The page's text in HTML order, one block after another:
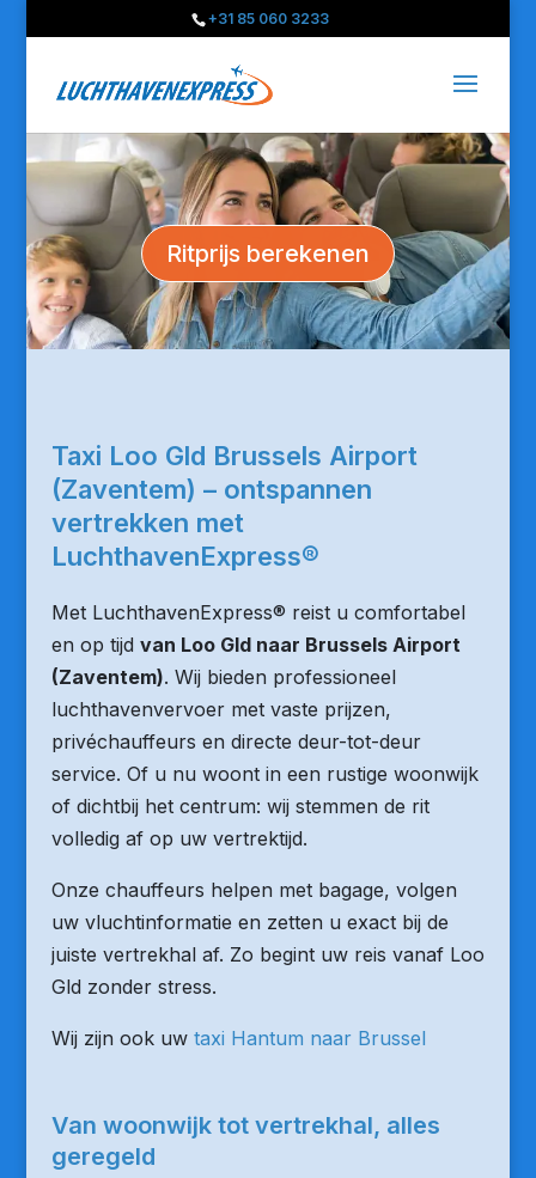
+31 85 060 3233
Ritprijs berekenen
Taxi Loo Gld Brussels Airport
(Zaventem) – ontspannen
vertrekken met
LuchthavenExpress®
Met LuchthavenExpress® reist u comfortabel
en op tijd van Loo Gld naar Brussels Airport
(Zaventem). Wij bieden professioneel
luchthavenvervoer met vaste prijzen,
privéchauffeurs en directe deur-tot-deur
service. Of u nu woont in een rustige woonwijk
of dichtbij het centrum: wij stemmen de rit
volledig af op uw vertrektijd.
Onze chauffeurs helpen met bagage, volgen
uw vluchtinformatie en zetten u exact bij de
juiste vertrekhal af. Zo begint uw reis vanaf Loo
Gld zonder stress.
Wij zijn ook uw taxi Hantum naar Brussel
Van woonwijk tot vertrekhal, alles
geregeld